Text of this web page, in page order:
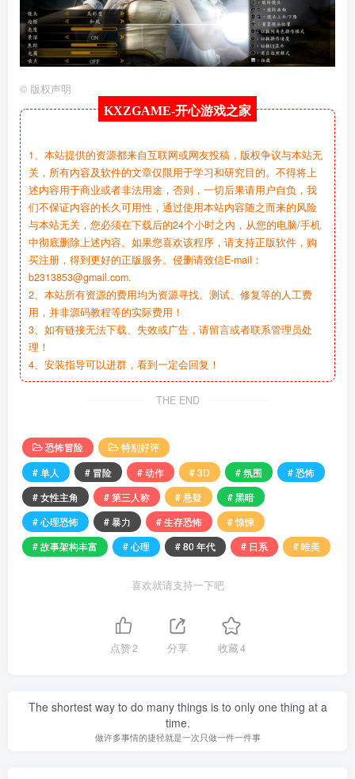
© 版权声明
KXZGAME-开心游戏之家
1、本站提供的资源都来自互联网或网友投稿，版权争议与本站无
关，所有内容及软件的文章仅限用于学习和研究目的。不得将上
述内容用于商业或者非法用途，否则，一切后果请用户自负，我
们不保证内容的长久可用性，通过使用本站内容随之而来的风险
与本站无关，您必须在下载后的24个小时之内，从您的电脑/手机
中彻底删除上述内容。如果您喜欢该程序，请支持正版软件，购
买注册，得到更好的正版服务。侵删请致信E-mail：
b2313853@gmail.com.
2、本站所有资源的费用均为资源寻找、测试、修复等的人工费
用，并非源码教程等的实际费用！
3、如有链接无法下载、失效或广告，请留言或者联系管理员处
理！
4、安装指导可以进群，看到一定会回复！
THE END
恐怖冒险
特别好评
# 单人
# 冒险 # 动作 # 3D # 氛围
# 恐怖
# 女性主角
# 第三人称 # 悬疑
# 黑暗
# 心理恐怖
# 暴力 # 生存恐怖
# 惊悚
# 故事架构丰富
# 心理 # 80 年代 # 日系 # 唯美
喜欢就请支持一下吧
点赞2 分享 收藏4
The shortest way to do many things is to only one thing at a
time.
做许多事情的捷径就是一次只做一件一件事